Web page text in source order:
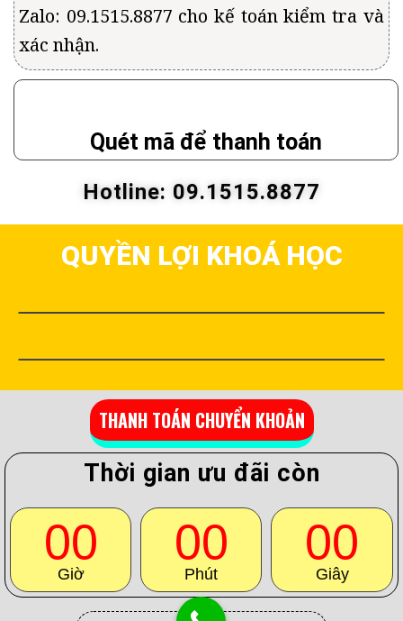
Zalo: 09.1515.8877 cho kế toán kiểm tra và
xác nhận.
Quét mã để thanh toán
Hotline: 09.1515.8877
QUYỀN LỢI KHOÁ HỌC
THANH TOÁN CHUYỂN KHOẢN
Thời gian ưu đãi còn
00
Giờ
00
Phút
00
Giây